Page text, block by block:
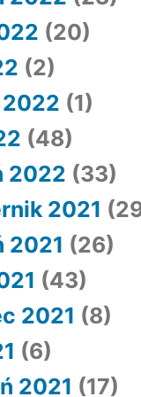
(20)
(2)
(1)
(48)
2022 (33)
2021
2021 (26)
(43)
2021 (8)
(6)
2021 (17)